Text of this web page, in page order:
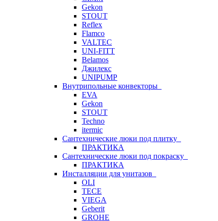
Gekon
STOUT
Reflex
Flamco
VALTEC
UNI-FITT
Belamos
Джилекс
UNIPUMP
Внутрипольные конвекторы
EVA
Gekon
STOUT
Techno
itermic
Сантехнические люки под плитку
ПРАКТИКА
Сантехнические люки под покраску
ПРАКТИКА
Инсталляции для унитазов
OLI
TECE
VIEGA
Geberit
GROHE